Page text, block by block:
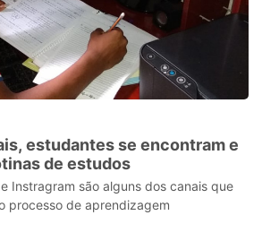
estudantes se encontram e
de estudos
Instragram são alguns dos canais que
processo de aprendizagem